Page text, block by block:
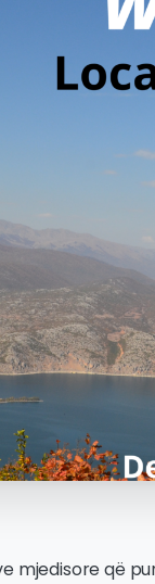
mjedisore që